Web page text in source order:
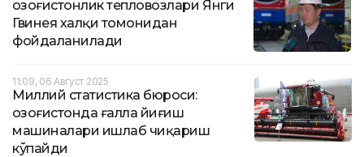
Қозоғистонлик тепловозлари Янги
Гвинея халқи томонидан
фойдаланилади
11:09, 06 Август 2025
Миллий статистика бюроси:
Қозоғистонда ғалла йиғиш
машиналари ишлаб чиқариш
кўпайди